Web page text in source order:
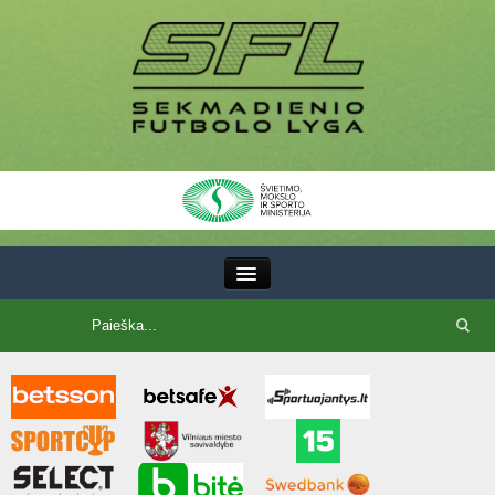
SFL taurė
7x7 CUP